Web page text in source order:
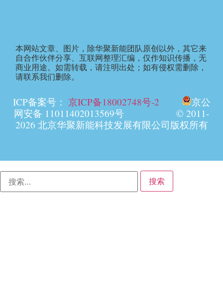
ICP备案号： 京ICP备18002748号-2
京公
网安备 11011402013569号 © 2011-
2026 北京华聚新能科技发展有限公司版权所有
本网站文章、图片，除华聚新能团队原创以外，其它来
自合作伙伴分享、互联网整理汇编，仅作知识传播，无
商业用途。如需转载，请注明出处；如有侵权需删除，
请联系我们删除。